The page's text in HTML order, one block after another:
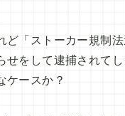
ど「ストーカー規制
をして逮捕されて
ケースか？